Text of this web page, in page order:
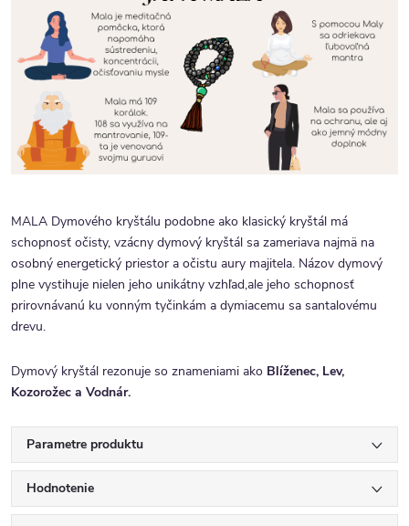
MALA Dymového kryštálu podobne ako klasický kryštál má
schopnosť očisty, vzácny dymový kryštál sa zameriava najmä na
osobný energetický priestor a očistu aury majitela. Názov dymový
plne vystihuje nielen jeho unikátny vzhľad,ale jeho schopnosť
prirovnávanú ku vonným tyčinkám a dymiacemu sa santalovému
drevu.
Dymový kryštál rezonuje so znameniami ako Blíženec, Lev,
Kozorožec a Vodnár.
Parametre produktu
Hodnotenie